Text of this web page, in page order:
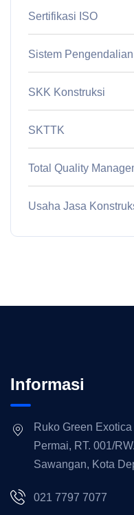
Sertifikasi ISO
Sistem
SKK Konstruksi
SKTTK
Total Quality
Usaha Jasa
Informasi
Ruko Green
Permai, RT. 001/
Sawangan, Kota
021 7797 7077